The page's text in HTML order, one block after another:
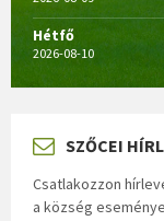
Hétfő
2026-08-10
SZŐCEI
Csatlakozzon
a község